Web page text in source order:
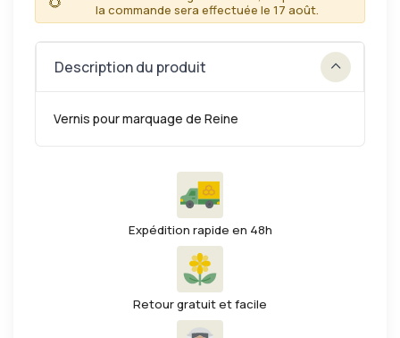
la commande sera effectuée le 17 août.
Description du produit
Vernis pour marquage de Reine
Expédition rapide en 48h
Retour gratuit et facile